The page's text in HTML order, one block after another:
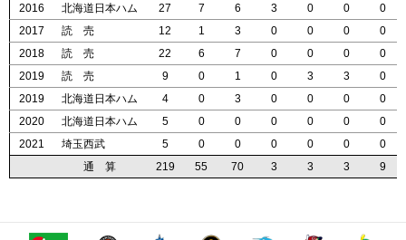
2016
北海道日本ハム 27 7 6 3 0 0
0
2017
読 売 12 1 3 0 0 0
0
2018
読 売 22 6 7 0 0 0
0
2019
読 売 9 0 1 0 3 3
0
2019
北海道日本ハム 4 0 3 0 0 0
0
2020
北海道日本ハム 5 0 0 0 0 0
0
2021
埼玉西武 5 0 0 0 0 0
0
通 算
219 55 70 3 3 3 9
2016
北海道日本ハム 27 7 6 3 0 0
0
2017
読 売 12 1 3 0 0 0
0
2018
読 売 22 6 7 0 0 0
0
2019
読 売 9 0 1 0 3 3
0
2019
北海道日本ハム 4 0 3 0 0 0
0
2020
北海道日本ハム 5 0 0 0 0 0
0
2021
埼玉西武 5 0 0 0 0 0
0
通 算
219 55 70 3 3 3 9
2016
北海道日本ハム 27 7 6 3 0 0
0
2017
読 売 12 1 3 0 0 0
0
2018
読 売 22 6 7 0 0 0
0
2019
読 売 9 0 1 0 3 3
0
2019
北海道日本ハム 4 0 3 0 0 0
0
2020
北海道日本ハム 5 0 0 0 0 0
0
2021
埼玉西武 5 0 0 0 0 0
0
通 算
219 55 70 3 3 3 9
2016
北海道日本ハム 27 7 6 3 0 0
0
2017
読 売 12 1 3 0 0 0
0
2018
読 売 22 6 7 0 0 0
0
2019
読 売 9 0 1 0 3 3
0
2019
北海道日本ハム 4 0 3 0 0 0
0
2020
北海道日本ハム 5 0 0 0 0 0
0
2021
埼玉西武 5 0 0 0 0 0
0
通 算
219 55 70 3 3 3 9